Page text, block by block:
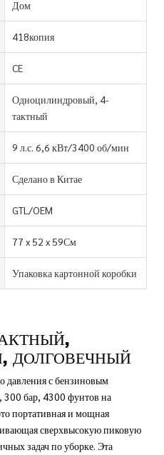
Дом
418копия
CE
Одноцилиндровый, 4-
тактный
9 л.с. 6,6 кВт/3400 об/мин
Сделано в Китае
GTL/OEM
77 x 52 x 59См
Упаковка картонной коробки
ДОЛГОВЕЧНЫЙ
давления с бензиновым
300 бар, 4300 фунтов на
портативная и мощная
сверхвысокую пиковую
задач по уборке. Эта